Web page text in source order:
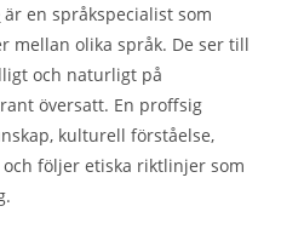
är en språkspecialist som
mellan olika språk. De ser till
och naturligt på
översatt. En proffsig
kulturell förståelse,
följer etiska riktlinjer som